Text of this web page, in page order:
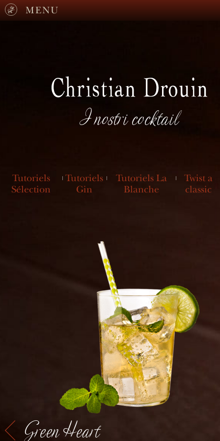
MENU
I nostri cocktail
Tutoriels
Sélection
Tutoriels
Gin
Tutoriels La
Blanche
Twist a
classic
Green Heart